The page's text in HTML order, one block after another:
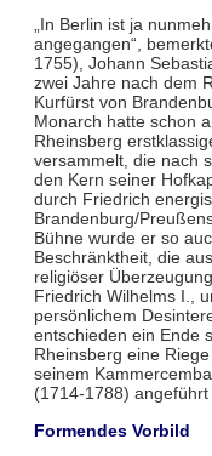
„In Berlin ist ja
angegangen“,
1755), Johann
zwei Jahre nach dem
Kurfürst von
Monarch hatte schon
Rheinsberg
versammelt, die nach
den Kern seiner
durch Friedrich
Brandenburg/
Bühne wurde er so
Beschränktheit, die
religiöser
Friedrich Wilhelms I.,
persönlichem
entschieden ein Ende
Rheinsberg eine
seinem
(1714-1788)
Formendes Vorbild